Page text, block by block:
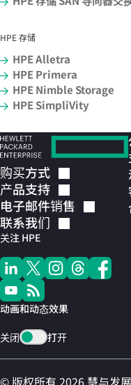
HPE 存储
HPE Alletra
HPE Primera
HPE Nimble Storage
HPE SimpliVity
购买方式
产品支持
电子邮件销售
联系我们
关注 HPE
动画和动态效果
关闭 打开
© 版权所有 2026 慧与发